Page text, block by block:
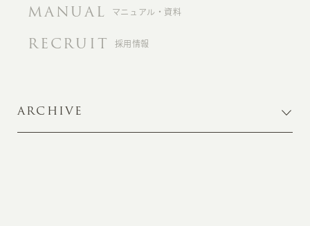
MANUAL マニュアル・資料
RECRUIT 採用情報
ARCHIVE